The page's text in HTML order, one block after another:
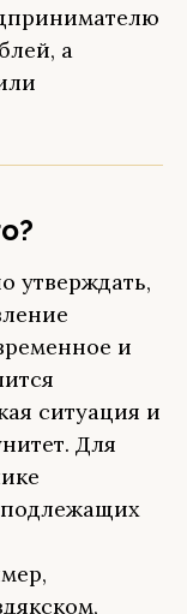
а
утверждать,
и
ситуация и
Для